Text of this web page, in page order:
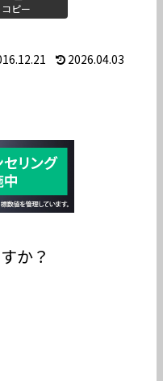
コピー
2026.04.03
か？